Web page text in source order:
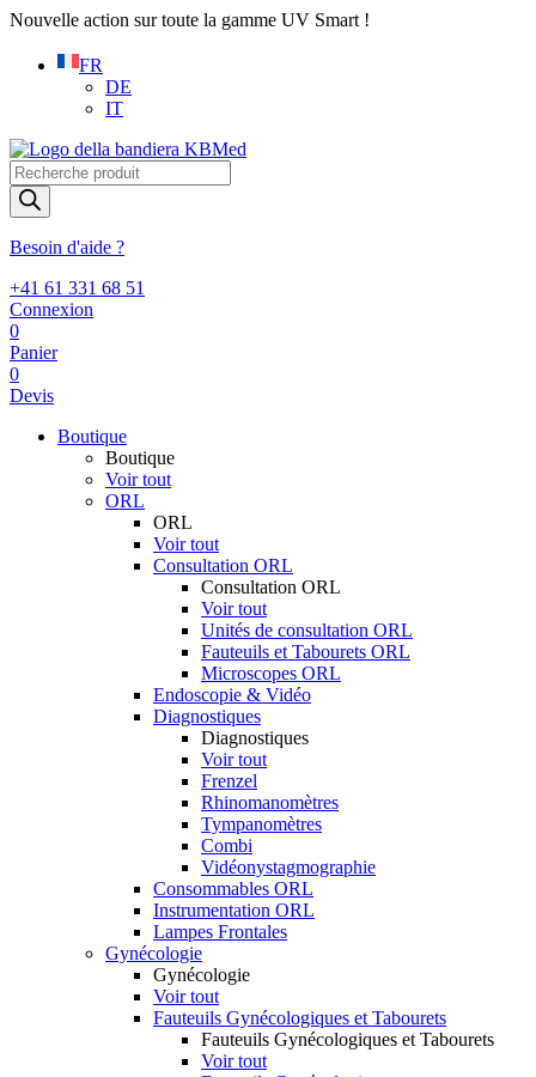
Nouvelle action sur toute la gamme UV Smart !
FR
DE
IT
Recherche
de
produits
Besoin d'aide ?
+41 61 331 68 51
Connexion
0
Panier
0
Devis
Boutique
Boutique
Voir tout
ORL
ORL
Voir tout
Consultation ORL
Consultation ORL
Voir tout
Unités de consultation ORL
Fauteuils et Tabourets ORL
Microscopes ORL
Endoscopie & Vidéo
Diagnostiques
Diagnostiques
Voir tout
Frenzel
Rhinomanomètres
Tympanomètres
Combi
Vidéonystagmographie
Consommables ORL
Instrumentation ORL
Lampes Frontales
Gynécologie
Gynécologie
Voir tout
Fauteuils Gynécologiques et Tabourets
Fauteuils Gynécologiques et Tabourets
Voir tout